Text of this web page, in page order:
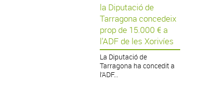
la Diputació de
Tarragona concedeix
prop de 15.000 € a
l’ADF de les Xorivíes
La Diputació de
Tarragona ha concedit a
l’ADF...